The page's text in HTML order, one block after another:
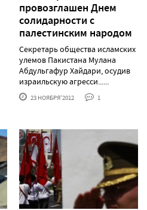
провозглашен Днем
солидарности с
палестинским народом
Секретарь общества исламских
улемов Пакистана Мулана
Абдульгафур Хайдари, осудив
израильскую агресси......
23 НОЯБРЯ'2012 1